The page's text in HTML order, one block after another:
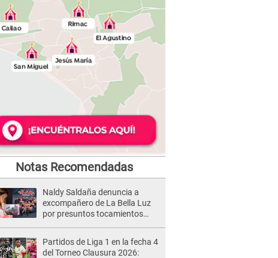
Notas Recomendadas
Naldy Saldaña denuncia a
excompañero de La Bella Luz
por presuntos tocamientos
Partidos de Liga 1 en la fecha 4
del Torneo Clausura 2026: